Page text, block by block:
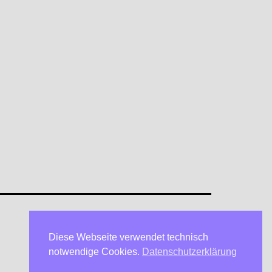
Datenschutzerklärung
Diese Webseite verwendet technisch
notwendige Cookies. Datenschutzerklärung